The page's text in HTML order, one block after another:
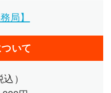
局】
いて
）